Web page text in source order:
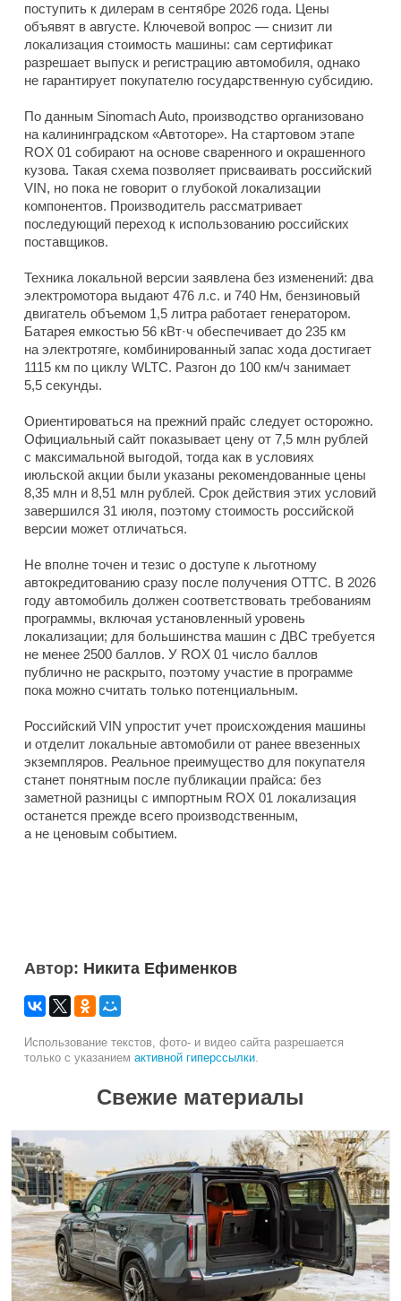
поступить к дилерам в сентябре 2026 года. Цены
объявят в августе. Ключевой вопрос — снизит ли
локализация стоимость машины: сам сертификат
разрешает выпуск и регистрацию автомобиля, однако
не гарантирует покупателю государственную субсидию.
По данным Sinomach Auto, производство организовано
на калининградском «Автоторе». На стартовом этапе
ROX 01 собирают на основе сваренного и окрашенного
кузова. Такая схема позволяет присваивать российский
VIN, но пока не говорит о глубокой локализации
компонентов. Производитель рассматривает
последующий переход к использованию российских
поставщиков.
Техника локальной версии заявлена без изменений: два
электромотора выдают 476 л.с. и 740 Нм, бензиновый
двигатель объемом 1,5 литра работает генератором.
Батарея емкостью 56 кВт·ч обеспечивает до 235 км
на электротяге, комбинированный запас хода достигает
1115 км по циклу WLTC. Разгон до 100 км/ч занимает
5,5 секунды.
Ориентироваться на прежний прайс следует осторожно.
Официальный сайт показывает цену от 7,5 млн рублей
с максимальной выгодой, тогда как в условиях
июльской акции были указаны рекомендованные цены
8,35 млн и 8,51 млн рублей. Срок действия этих условий
завершился 31 июля, поэтому стоимость российской
версии может отличаться.
Не вполне точен и тезис о доступе к льготному
автокредитованию сразу после получения ОТТС. В 2026
году автомобиль должен соответствовать требованиям
программы, включая установленный уровень
локализации; для большинства машин с ДВС требуется
не менее 2500 баллов. У ROX 01 число баллов
публично не раскрыто, поэтому участие в программе
пока можно считать только потенциальным.
Российский VIN упростит учет происхождения машины
и отделит локальные автомобили от ранее ввезенных
экземпляров. Реальное преимущество для покупателя
станет понятным после публикации прайса: без
заметной разницы с импортным ROX 01 локализация
останется прежде всего производственным,
а не ценовым событием.
Автор: Никита Ефименков
Использование текстов, фото- и видео сайта разрешается
только с указанием активной гиперссылки.
Свежие материалы